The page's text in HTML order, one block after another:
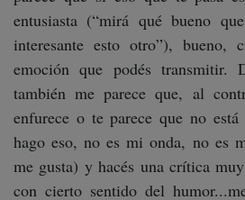
entusiasta (“mirá qué bueno
interesante esto otro”), bueno,
emoción que podés transmitir.
también me parece que, al
enfurece o te parece que no
hago eso, no es mi onda, no es
me gusta) y hacés una crítica
con cierto sentido del